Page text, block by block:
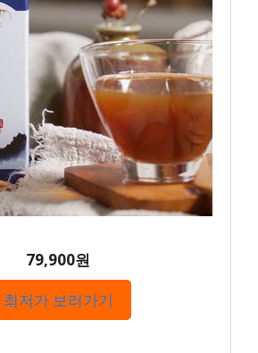
79,900원
최저가 보러가기